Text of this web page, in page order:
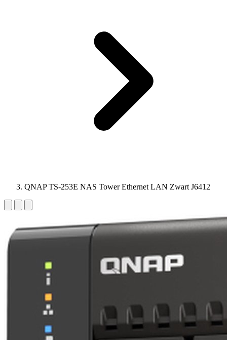
QNAP TS-253E NAS Tower Ethernet LAN Zwart J6412